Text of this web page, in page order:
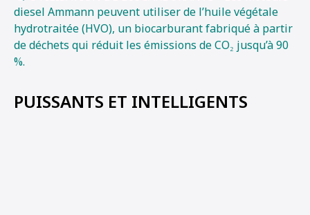
diesel Ammann peuvent utiliser de l’huile végétale
hydrotraitée (HVO), un biocarburant fabriqué à partir
de déchets qui réduit les émissions de CO₂ jusqu’à 90
%.
PUISSANTS ET INTELLIGENTS